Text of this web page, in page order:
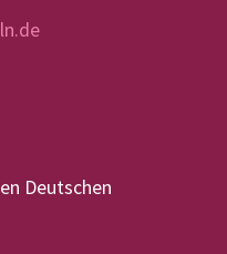
Deutschen